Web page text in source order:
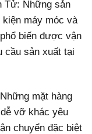
Tử: Những sản
kiện máy móc và
biến được vận
cầu sản xuất tại
mặt hàng
vỡ khác yêu
chuyển đặc biệt